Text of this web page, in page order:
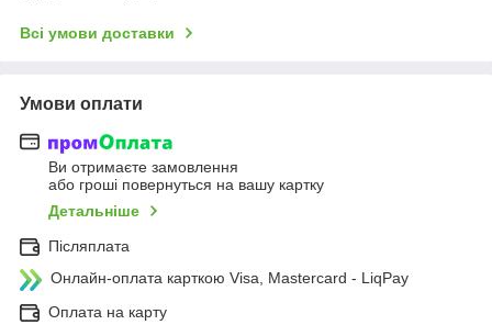
Всі умови доставки
Умови оплати
Ви отримаєте замовлення
або гроші повернуться на вашу картку
Детальніше
Післяплата
Онлайн-оплата карткою Visa, Mastercard - LiqPay
Оплата на карту